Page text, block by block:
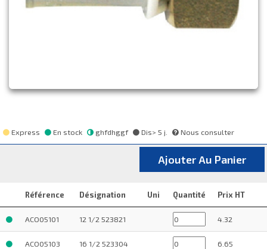
Express En stock ghfdhggf Dis> 5 j. Nous consulter
Ajouter Au Panier
Référence Désignation Uni Quantité Prix HT
ACO05101 12 1/2 523821 4.32
ACO05103 16 1/2 523304 6.65